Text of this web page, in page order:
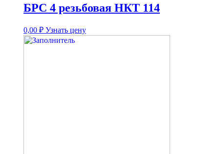
БРС 4 резьбовая НКТ 114
0,00 ₽ Узнать цену